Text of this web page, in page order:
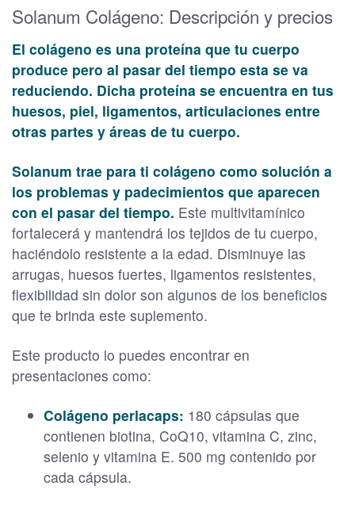
Solanum Colágeno: Descripción y precios
El colágeno es una proteína que tu cuerpo
produce pero al pasar del tiempo esta se va
reduciendo. Dicha proteína se encuentra en tus
huesos, piel, ligamentos, articulaciones entre
otras partes y áreas de tu cuerpo.
Solanum trae para ti colágeno como solución a
los problemas y padecimientos que aparecen
con el pasar del tiempo. Este multivitamínico
fortalecerá y mantendrá los tejidos de tu cuerpo,
haciéndolo resistente a la edad. Disminuye las
arrugas, huesos fuertes, ligamentos resistentes,
flexibilidad sin dolor son algunos de los beneficios
que te brinda este suplemento.
Este producto lo puedes encontrar en
presentaciones como:
Colágeno perlacaps: 180 cápsulas que
contienen biotina, CoQ10, vitamina C, zinc,
selenio y vitamina E. 500 mg contenido por
cada cápsula.